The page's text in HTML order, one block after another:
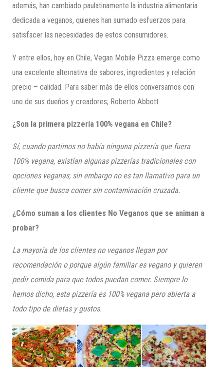
además, han cambiado paulatinamente la industria alimentaria
dedicada a veganos, quienes han sumado esfuerzos para
satisfacer las necesidades de estos consumidores.
Y entre ellos, hoy en Chile, Vegan Mobile Pizza emerge como
una excelente alternativa de sabores, ingredientes y relación
precio – calidad. Para saber más de ellos conversamos con
uno de sus dueños y creadores; Roberto Abbott.
¿Son la primera pizzería 100% vegana en Chile?
Sí, cuando partimos no había ninguna pizzería que fuera
100% vegana, existían algunas pizzerías tradicionales con
opciones veganas, sin embargo no es tan llamativo para un
cliente que busca comer sin contaminación cruzada.
¿Cómo suman a los clientes No Veganos que se animan a
probar?
La mayoría de los clientes no veganosllegan por
recomendación o porque algún familiar es vegano y quieren
pedir comida para que todos puedan comer. Siempre lo
hemos dicho, esta pizzería es 100% vegana pero abierta a
todo tipo de dietas y gustos.